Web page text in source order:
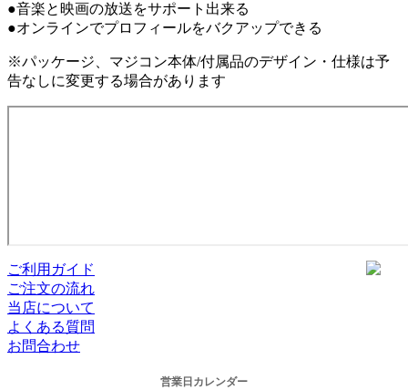
●音楽と映画の放送をサポート出来る
●オンラインでプロフィールをバクアップできる
※パッケージ、マジコン本体/付属品のデザイン・仕様は予
告なしに変更する場合があります
ご利用ガイド
ご注文の流れ
当店について
よくある質問
お問合わせ
営業日カレンダー